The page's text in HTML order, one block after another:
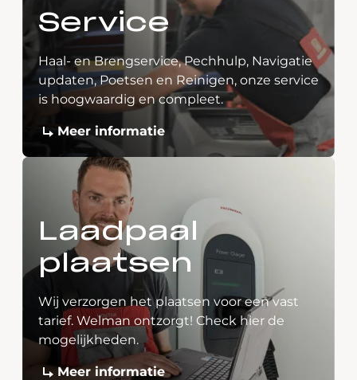
Service
Haal- en Brengservice, Pechhulp, Navigatie
updaten, Poetsen en Reinigen, onze service
is hoogwaardig en compleet.
Meer informatie
Laadpaal
plaatsen
Wij verzorgen het plaatsen voor een vast
tarief. Welman ontzorgt! Check hier de
mogelijkheden.
Meer informatie